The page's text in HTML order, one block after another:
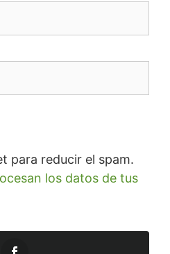
para reducir el spam.
los datos de tus